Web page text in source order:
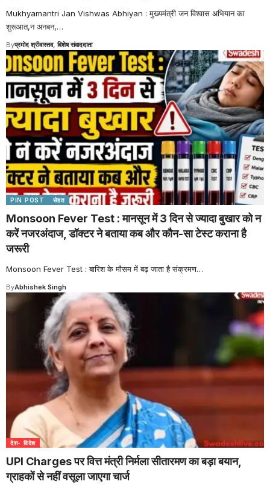
Mukhyamantri Jan Vishwas Abhiyan : मुख्यमंत्री जन विश्वास अभियान का
शुरूआत,न अनबन,…
Byप्रमोद श्रीवास्तव, विशेष संवाददाता
PIN POST सेहत
Monsoon Fever Test : मानसून में 3 दिन से ज्यादा बुखार को न
करें नजरअंदाज, डॉक्टर ने बताया कब और कौन-सा टेस्ट कराना है
जरूरी
Monsoon Fever Test : बारिश के मौसम में बढ़ जाता है संक्रमण…
ByAbhishek Singh
देश- विदेश
UPI Charges पर वित्त मंत्री निर्मला सीतारमण का बड़ा बयान,
ग्राहकों से नहीं वसूला जाएगा चार्ज